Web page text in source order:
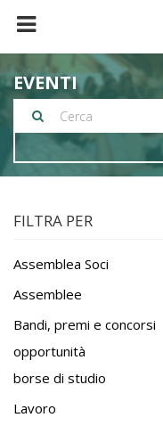
EVENTI
FILTRA PER
Assemblea Soci
Assemblee
Bandi, premi e concorsi
opportunità
borse di studio
Lavoro